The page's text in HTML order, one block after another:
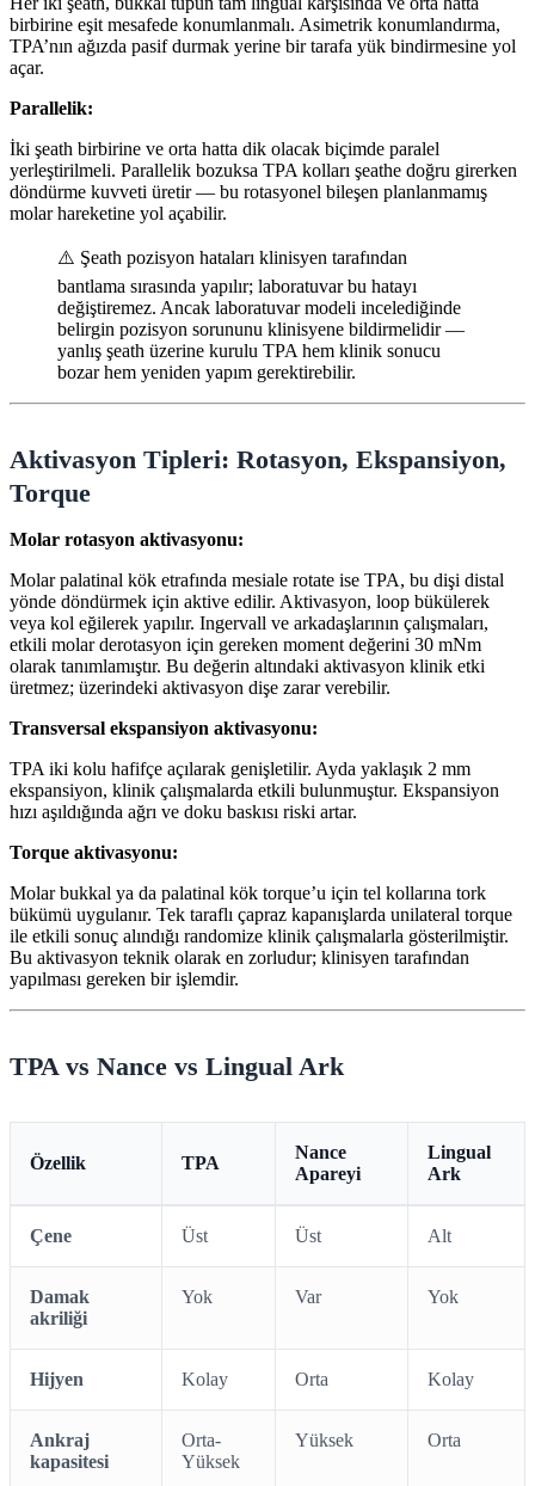
birbirine eşit mesafede konumlanmalı. Asimetrik konumlandırma,
TPA’nın ağızda pasif durmak yerine bir tarafa yük bindirmesine yol
açar.
Parallelik:
İki şeath birbirine ve orta hatta dik olacak biçimde paralel
yerleştirilmeli. Parallelik bozuksa TPA kolları şeathe doğru girerken
döndürme kuvveti üretir — bu rotasyonel bileşen planlanmamış
molar hareketine yol açabilir.
⚠️ Şeath pozisyon hataları klinisyen tarafından
bantlama sırasında yapılır; laboratuvar bu hatayı
değiştiremez. Ancak laboratuvar modeli incelediğinde
belirgin pozisyon sorununu klinisyene bildirmelidir —
yanlış şeath üzerine kurulu TPA hem klinik sonucu
bozar hem yeniden yapım gerektirebilir.
Aktivasyon Tipleri: Rotasyon, Ekspansiyon,
Torque
Molar rotasyon aktivasyonu:
Molar palatinal kök etrafında mesiale rotate ise TPA, bu dişi distal
yönde döndürmek için aktive edilir. Aktivasyon, loop bükülerek
veya kol eğilerek yapılır. Ingervall ve arkadaşlarının çalışmaları,
etkili molar derotasyon için gereken moment değerini 30 mNm
olarak tanımlamıştır. Bu değerin altındaki aktivasyon klinik etki
üretmez; üzerindeki aktivasyon dişe zarar verebilir.
Transversal ekspansiyon aktivasyonu:
TPA iki kolu hafifçe açılarak genişletilir. Ayda yaklaşık 2 mm
ekspansiyon, klinik çalışmalarda etkili bulunmuştur. Ekspansiyon
hızı aşıldığında ağrı ve doku baskısı riski artar.
Torque aktivasyonu:
Molar bukkal ya da palatinal kök torque’u için tel kollarına tork
bükümü uygulanır. Tek taraflı çapraz kapanışlarda unilateral torque
ile etkili sonuç alındığı randomize klinik çalışmalarla gösterilmiştir.
Bu aktivasyon teknik olarak en zorludur; klinisyen tarafından
yapılması gereken bir işlemdir.
TPA vs Nance vs Lingual Ark
Özellik TPA
Nance
Apareyi
Lingual
Ark
Çene Üst Üst Alt
Damak
akriliği
Yok Var Yok
Hijyen Kolay Orta Kolay
Ankraj
kapasitesi
Orta-
Yüksek
Yüksek Orta